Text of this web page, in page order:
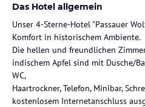
Das Hotel allgemein
Unser 4-Sterne-Hotel "Passauer
Komfort in historischem Ambiente.
Die hellen und freundlichen
indischem Apfel sind mit Dusche/
WC,
Haartrockner, Telefon, Minibar,
kostenlosem Internetanschluss